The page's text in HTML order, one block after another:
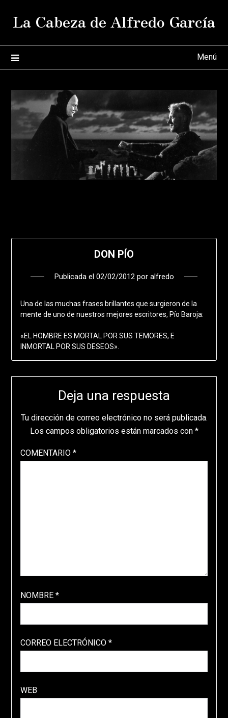
La Cabeza de Alfredo García
Menú
DON PÍO
Publicada el 02/02/2012por alfredo
Una de las muchas frases brillantes que surgieron de la
mente de uno de nuestros mejores escritores, Pío Baroja:
«EL HOMBRE ES MORTAL POR SUS TEMORES, E
INMORTAL POR SUS DESEOS».
Deja una respuesta
Tu dirección de correo electrónico no será publicada.
Los campos obligatorios están marcados con *
COMENTARIO *
NOMBRE *
CORREO ELECTRÓNICO *
WEB